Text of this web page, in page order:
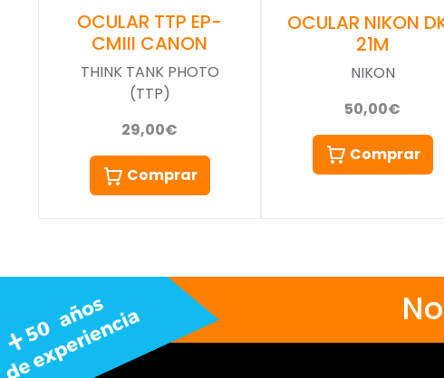
OCULAR TTP EP-
CMIII CANON
THINK TANK PHOTO
(TTP)
29,00€
Comprar
OCULAR NIKON
21M
NIKON
50,00€
Comprar